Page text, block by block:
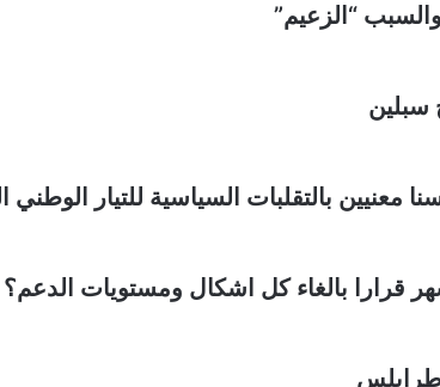
“الزعيم”
سبلين
معنيين بالتقلبات السياسية للتيار الوطني
قرارا بالغاء كل اشكال ومستويات الدعم؟